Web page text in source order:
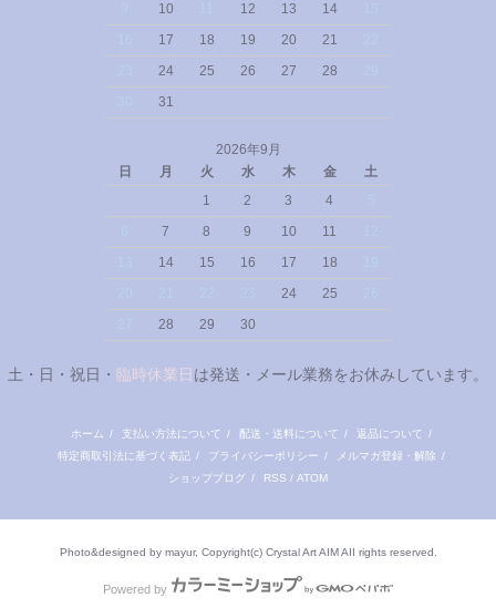
10 12 13 14
17 18 19 20 21
24 25 26 27 28
31
2026年9月
日
月 火 水 木 金
土
1
2 3 4
7 8 9 10 11
14 15 16 17 18
24 25
28 29 30
土・日・祝日・ 臨時休業日 は発送・メール業務をお休みしています。
ホーム / 支払い方法について / 配送・送料について / 返品について /
特定商取引法に基づく表記 / プライバシーポリシー / メルマガ登録・解除 /
ショップブログ / RSS / ATOM
Photo&designed by mayur, Copyright(c) Crystal Art AIM AII rights reserved.
Powered by